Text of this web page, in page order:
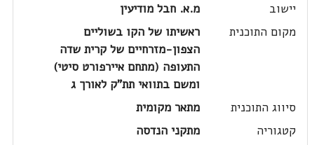
יישוב
מ.א. חבל מודיעין
מקום התוכנית
ראשיתו של הקו בשוליים
הצפון-מזרחיים של קרית שדה
התעופה (מתחם איירפורט סיטי)
ומשם בתוואי תת"ק לאורך ג
סיווג התוכנית
מתאר מקומית
קטגוריה
מתקני הנדסה